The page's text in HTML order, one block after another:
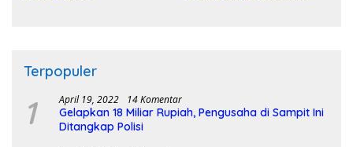
Terpopuler
1 April 19, 2022 14 Komentar
Gelapkan 18 Miliar Rupiah, Pengusaha di Sampit Ini
Ditangkap Polisi